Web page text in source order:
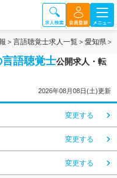
言語聴覚士求人一覧 愛知県
語聴覚士公開求人・転
2026年08月08日(土)更新
変更する
変更する
変更する